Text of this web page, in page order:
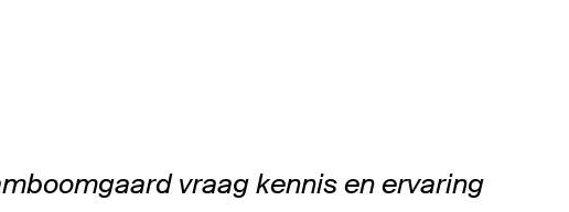
vraag kennis en ervaring